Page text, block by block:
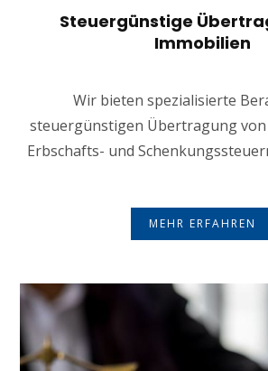
Steuergünstige
Immobilien
Wir bieten spezialisierte
steuergünstigen Übertragung
Erbschafts- und
MEHR ERFAHREN